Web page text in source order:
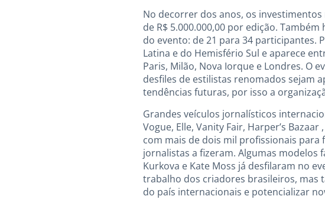
No decorrer dos anos, os
de R$ 5.000.000,00 por edição.
do evento: de 21 para 34 participantes.
Latina e do Hemisfério Sul e aparece
Paris, Milão, Nova Iorque e Londres. O
desfiles de estilistas renomados sejam
tendências futuras, por isso a
Grandes veículos jornalísticos
Vogue, Elle, Vanity Fair, Harper’s
com mais de dois mil profissionais
jornalistas a fizeram. Algumas modelos
Kurkova e Kate Moss já desfilaram no
trabalho dos criadores brasileiros, mas
do país internacionais e potencializar